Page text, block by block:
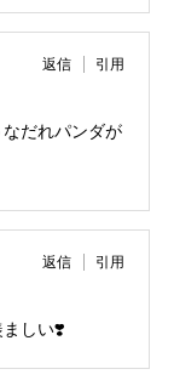
返信 引用
だれパンダが
返信 引用
しい❣️